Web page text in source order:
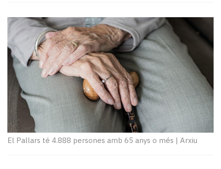
mitjans
temps
Reportatges
Entrevistes
Enquestes
A
escena!
Dis
la
teva!
Subscriptors
El Pallars té 4.888 persones amb 65 anys o més | Arxiu